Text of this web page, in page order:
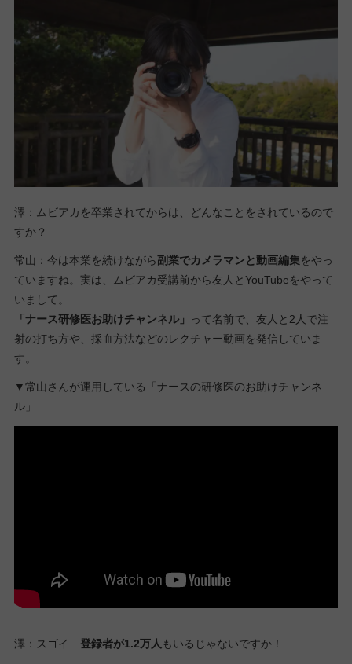
澤：ムビアカを卒業されてからは、どんなことをされているので
すか？
常山：今は本業を続けながら副業でカメラマンと動画編集をやっ
ていますね。実は、ムビアカ受講前から友人とYouTubeをやって
いまして。
「ナース研修医お助けチャンネル」
って名前で、友人と2人で注
射の打ち方や、採血方法などのレクチャー動画を発信していま
す。
▼常山さんが運用している「ナースの研修医のお助けチャンネ
ル」
澤：スゴイ…登録者が1.2万人 もいるじゃないですか！